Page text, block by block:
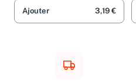
Ajouter 3,19 €